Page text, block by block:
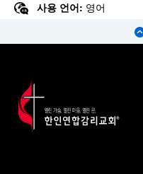
사용 언어: 영어